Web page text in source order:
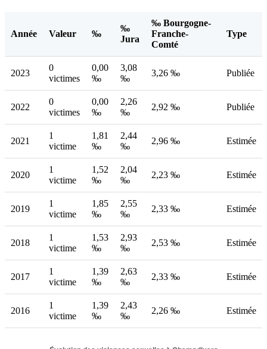
Année Valeur ‰
‰
Jura
‰ Bourgogne-
Franche-
Comté
Type
2023
0
victimes
0,00
‰
3,08
‰
3,26 ‰ Publiée
2022
0
victimes
0,00
‰
2,26
‰
2,92 ‰ Publiée
2021
1
victime
1,81
‰
2,44
‰
2,96 ‰ Estimée
2020
1
victime
1,52
‰
2,04
‰
2,23 ‰ Estimée
2019
1
victime
1,85
‰
2,55
‰
2,33 ‰ Estimée
2018
1
victime
1,53
‰
2,93
‰
2,53 ‰ Estimée
2017
1
victime
1,39
‰
2,63
‰
2,33 ‰ Estimée
2016
1
victime
1,39
‰
2,43
‰
2,26 ‰ Estimée